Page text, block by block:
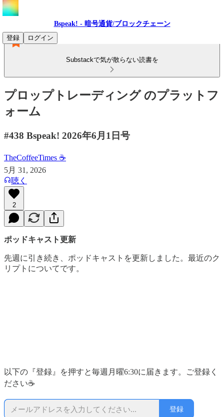
Bspeak! - 暗号通貨/ブロックチェーン
登録
ログイン
Substackで気が散らない読書を
プロップトレーディング のプラットフ
ォーム
#438 Bspeak! 2026年6月1日号
TheCoffeeTimes ☕
5月 31, 2026
聴く
2
ポッドキャスト更新
先週に引き続き、ポッドキャストを更新しました。最近のク
リプトについてです。
以下の『登録』を押すと毎週月曜6:30に届きます。ご登録く
ださい☕
登録